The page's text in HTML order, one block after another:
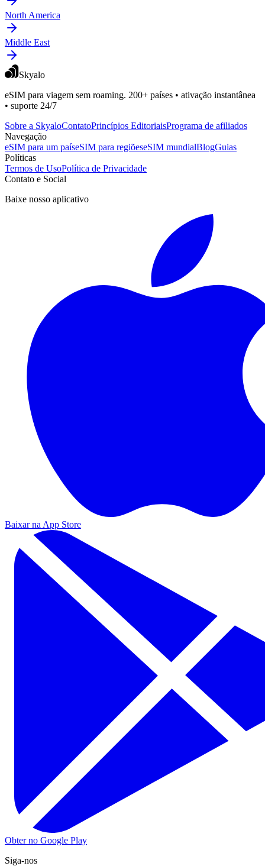
North America
Middle East
Skyalo
eSIM para viagem sem roaming. 200+ países • ativação instantânea
• suporte 24/7
Sobre a SkyaloContatoPrincípios EditoriaisPrograma de afiliados
Navegação
eSIM para um paíseSIM para regiõeseSIM mundialBlogGuias
Políticas
Termos de UsoPolítica de Privacidade
Contato e Social
Baixe nosso aplicativo
Baixar na App Store
Obter no Google Play
Siga-nos